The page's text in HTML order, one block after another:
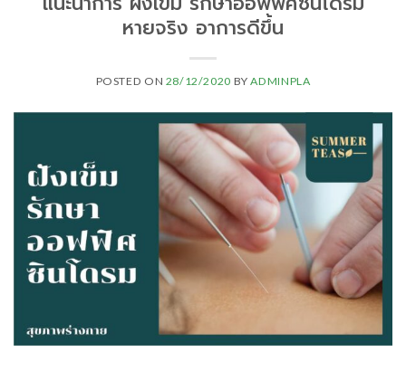
หายจริง อาการดีขึ้น
POSTED ON 28/12/2020 BYADMINPLA